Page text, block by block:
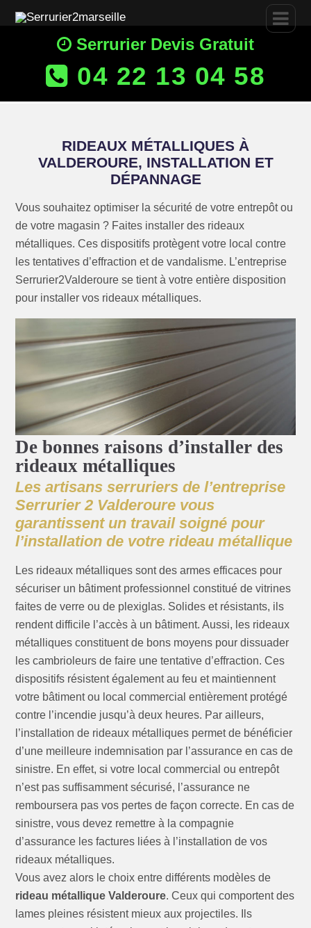
Serrurier Devis Gratuit
04 22 13 04 58
RIDEAUX MÉTALLIQUES À
VALDEROURE, INSTALLATION ET
DÉPANNAGE
Vous souhaitez optimiser la sécurité de votre entrepôt ou
de votre magasin ? Faites installer des rideaux
métalliques. Ces dispositifs protègent votre local contre
les tentatives d’effraction et de vandalisme. L’entreprise
Serrurier2Valderoure se tient à votre entière disposition
pour installer vos rideaux métalliques.
De bonnes raisons d’installer des
rideaux métalliques
Les artisans serruriers de l’entreprise
Serrurier 2 Valderoure vous
garantissent un travail soigné pour
l’installation de votre rideau métallique
Les rideaux métalliques sont des armes efficaces pour
sécuriser un bâtiment professionnel constitué de vitrines
faites de verre ou de plexiglas. Solides et résistants, ils
rendent difficile l’accès à un bâtiment. Aussi, les rideaux
métalliques constituent de bons moyens pour dissuader
les cambrioleurs de faire une tentative d’effraction. Ces
dispositifs résistent également au feu et maintiennent
votre bâtiment ou local commercial entièrement protégé
contre l’incendie jusqu’à deux heures. Par ailleurs,
l’installation de rideaux métalliques permet de bénéficier
d’une meilleure indemnisation par l’assurance en cas de
sinistre. En effet, si votre local commercial ou entrepôt
n’est pas suffisamment sécurisé, l’assurance ne
remboursera pas vos pertes de façon correcte. En cas de
sinistre, vous devez remettre à la compagnie
d’assurance les factures liées à l’installation de vos
rideaux métalliques.
Vous avez alors le choix entre différents modèles de
rideau métallique Valderoure. Ceux qui comportent des
lames pleines résistent mieux aux projectiles. Ils